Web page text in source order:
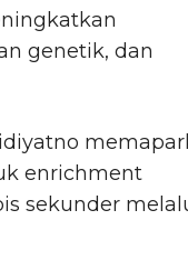
genetik, dan
enrichment
sekunder